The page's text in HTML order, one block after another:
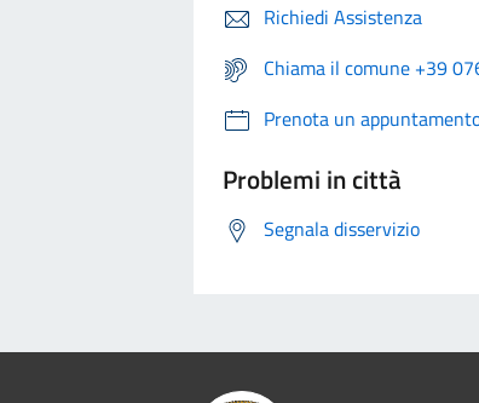
Richiedi Assistenza
Chiama il comune +39
Prenota un
Problemi in città
Segnala disservizio